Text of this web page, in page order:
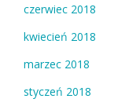
czerwiec 2018
kwiecień 2018
marzec 2018
styczeń 2018